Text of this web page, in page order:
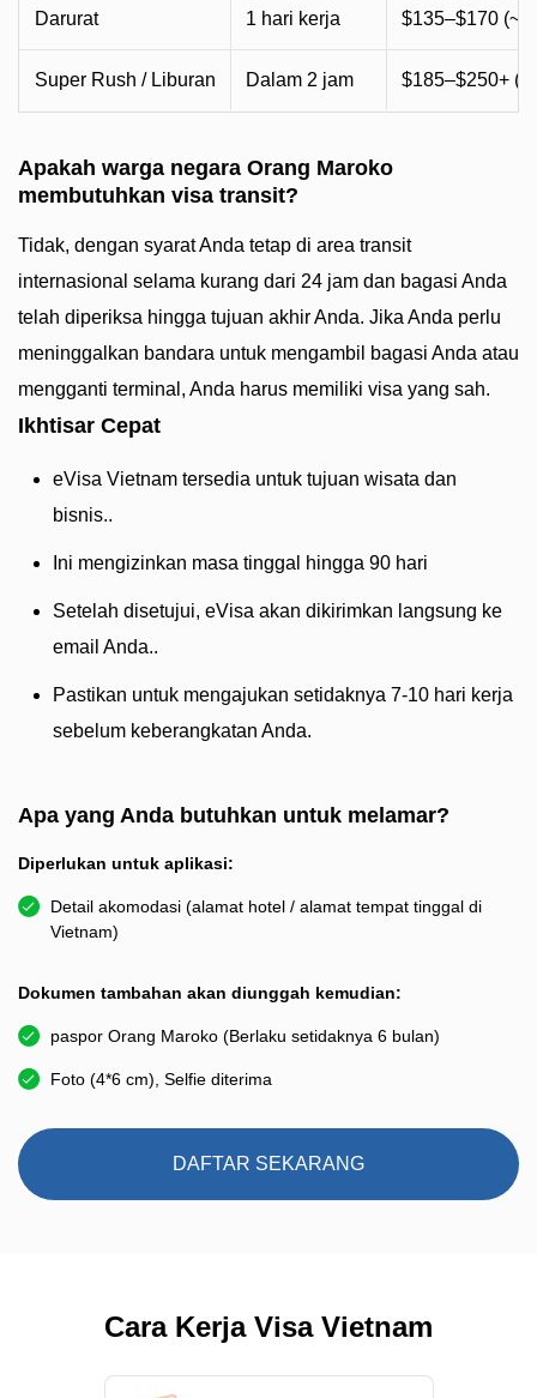
Darurat 1 hari kerja $135–$170
Super Rush / Liburan Dalam 2 jam $185–$250+
Apakah warga negara Orang Maroko
membutuhkan visa transit?
Tidak, dengan syarat Anda tetap di area transit
internasional selama kurang dari 24 jam dan bagasi Anda
telah diperiksa hingga tujuan akhir Anda. Jika Anda perlu
meninggalkan bandara untuk mengambil bagasi Anda atau
mengganti terminal, Anda harus memiliki visa yang sah.
Ikhtisar Cepat
eVisa Vietnam tersedia untuk tujuan wisata dan
bisnis..
Ini mengizinkan masa tinggal hingga 90 hari
Setelah disetujui, eVisa akan dikirimkan langsung ke
email Anda..
Pastikan untuk mengajukan setidaknya 7-10 hari kerja
sebelum keberangkatan Anda.
Apa yang Anda butuhkan untuk melamar?
Diperlukan untuk aplikasi:
Detail akomodasi (alamat hotel / alamat tempat tinggal di
Vietnam)
Dokumen tambahan akan diunggah kemudian:
paspor Orang Maroko (Berlaku setidaknya 6 bulan)
Foto (4*6 cm), Selfie diterima
DAFTAR SEKARANG
Cara Kerja Visa Vietnam